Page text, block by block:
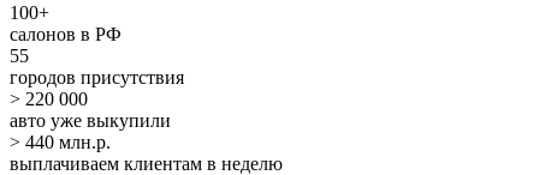
100+
салонов в РФ
55
городов присутствия
> 220 000
авто уже выкупили
> 440 млн.р.
выплачиваем клиентам в неделю